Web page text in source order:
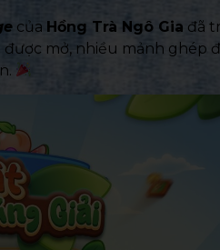
của Hồng Trà Ngô Gia đã
mở, nhiều mảnh ghép